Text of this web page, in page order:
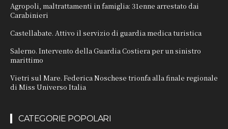
Agropoli, maltrattamenti in famiglia: 31enne arrestato dai
Carabinieri
Castellabate. Attivo il servizio di guardia medica turistica
Salerno. Intervento della Guardia Costiera per un sinistro
marittimo
Vietri sul Mare. Federica Noschese trionfa alla finale regionale
di Miss Universo Italia
CATEGORIE POPOLARI